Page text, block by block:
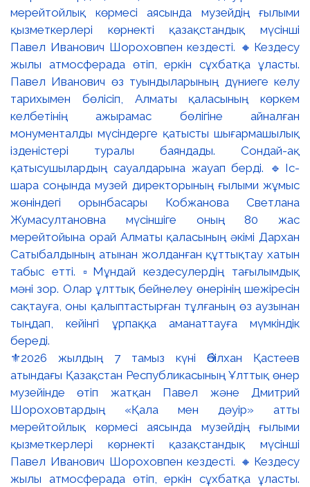
⚜️2026 жылдың 7 тамыз күні Әбілхан Қастеев
атындағы Қазақстан Республикасының Ұлттық өнер
музейінде өтіп жатқан Павел және Дмитрий
Шороховтардың «Қала мен дәуір» атты
мерейтойлық көрмесі аясында музейдің ғылыми
қызметкерлері көрнекті қазақстандық мүсінші
Павел Иванович Шороховпен кездесті. 🔸Кездесу
жылы атмосферада өтіп, еркін сұхбатқа ұласты.